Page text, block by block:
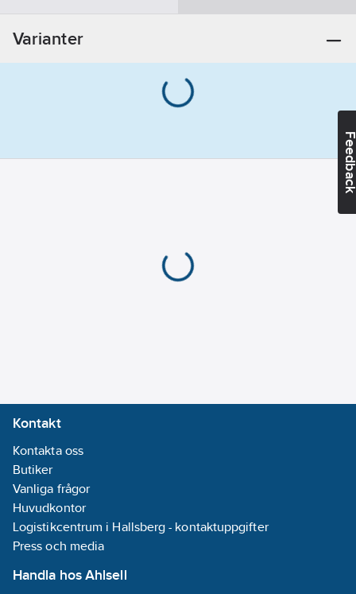
Materialklass
Varianter
Kontakt
Kontakta oss
Butiker
Vanliga frågor
Huvudkontor
Logistikcentrum i Hallsberg - kontaktuppgifter
Press och media
Handla hos Ahlsell